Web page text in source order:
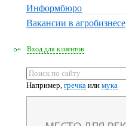
Информбюро
Вакансии в агробизнесе
Вход для клиентов
Например, гречка или мука